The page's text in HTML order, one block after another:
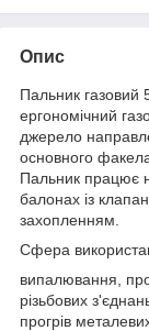
Опис
Пальник газовий
ергономічний
джерело
основного
Пальник працює
балонах із
захопленням.
Сфера
випалювання,
різьбових
прогрів